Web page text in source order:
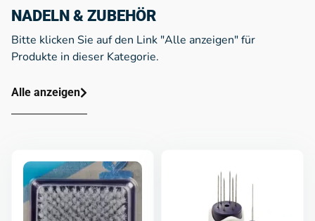
NADELN & ZUBEHÖR
Bitte klicken Sie auf den Link "Alle anzeigen" für
Produkte in dieser Kategorie.
Alle anzeigen